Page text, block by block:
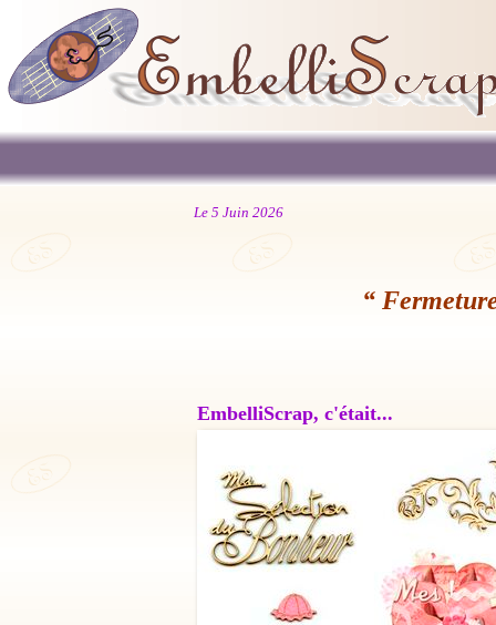
Le 5 Juin 2026
“
EmbelliScrap, c'était...